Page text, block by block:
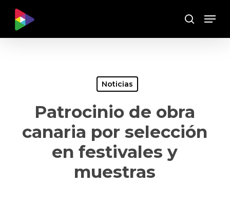
main
Buscar
Menu
Noticias
Patrocinio de obra
canaria por selección
en festivales y
muestras